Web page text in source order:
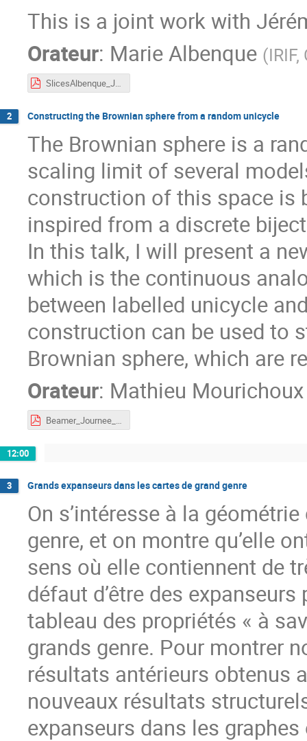
This is a joint work with
Orateur: Marie Albenque (IRIF,
SlicesAlbenque_JourneesCartes_2026.pdf
2 Constructing the Brownian sphere from a random unicycle
The Brownian sphere is a
scaling limit of several
construction of this space is
inspired from a discrete
In this talk, I will present a
which is the continuous
between labelled unicycle
construction can be used to
Brownian sphere, which are
Orateur: Mathieu Mourichoux
Beamer_Journee_Carte_Mourichoux.pdf
12:00
3 Grands expanseurs dans les cartes de grand genre
On s’intéresse à la
genre, et on montre qu’elle
sens où elle contiennent de
défaut d’être des
tableau des propriétés « à
grands genre. Pour montrer
résultats antérieurs obtenus
nouveaux résultats
expanseurs dans les